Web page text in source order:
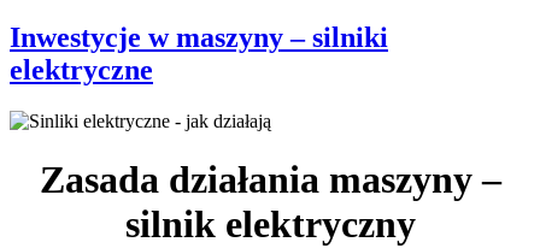
Inwestycje w maszyny – silniki
elektryczne
Zasada działania maszyny –
silnik elektryczny